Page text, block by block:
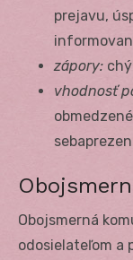
prejavu,
zápory:
vhodnosť
Obojsmerná
odosielateľom a